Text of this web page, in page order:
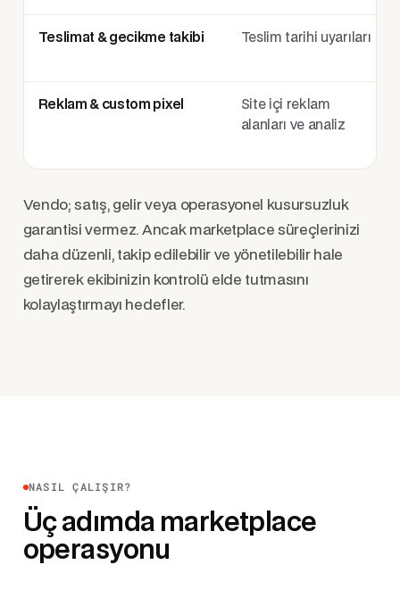
Teslimat & gecikme takibi Teslim tarihi uyarıları
Reklam & custom pixel
Site içi reklam
alanları ve analiz
Vendo; satış, gelir veya operasyonel kusursuzluk
garantisi vermez. Ancak marketplace süreçlerinizi
daha düzenli, takip edilebilir ve yönetilebilir hale
getirerek ekibinizin kontrolü elde tutmasını
kolaylaştırmayı hedefler.
NASIL ÇALIŞIR?
Üç adımda marketplace
operasyonu